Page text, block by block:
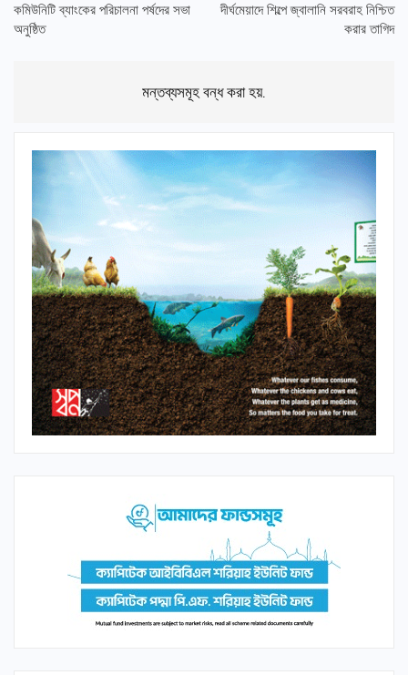
কমিউনিটি ব্যাংকের পরিচালনা পর্ষদের সভা
অনুষ্ঠিত
দীর্ঘমেয়াদে শিল্পে জ্বালানি সরবরাহ নিশ্চিত
করার তাগিদ
মন্তব্যসমূহ বন্ধ করা হয়.